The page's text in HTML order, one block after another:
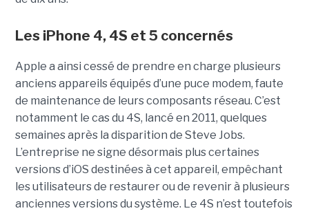
Les iPhone 4, 4S et 5 concernés
Apple a ainsi cessé de prendre en charge plusieurs
anciens appareils équipés d’une puce modem, faute
de maintenance de leurs composants réseau. C’est
notamment le cas du 4S, lancé en 2011, quelques
semaines après la disparition de Steve Jobs.
L’entreprise ne signe désormais plus certaines
versions d’iOS destinées à cet appareil, empêchant
les utilisateurs de restaurer ou de revenir à plusieurs
anciennes versions du système. Le 4S n’est toutefois